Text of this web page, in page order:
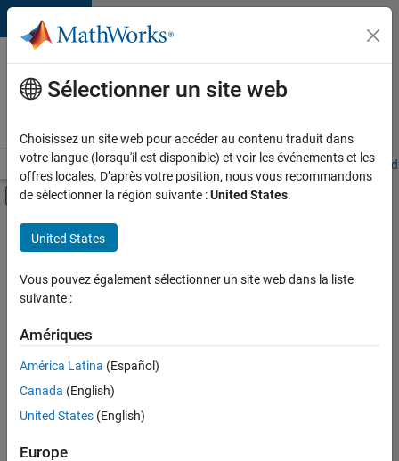
Passer au contenu
Votre
carrière
chez
Accueil Explorer nos opportunités Adresses de nos bureaux
Activer/désactiver l'affichage du menu
Contenu principal
FILTRER PAR
Gestion des programmes
Ingénierie de la qualité
Ingénierie des versions
Actuellement,
aucune
offre
d'emploi
Sélectionner un site web
Choisissez un site web pour accéder au contenu traduit dans
votre langue (lorsqu'il est disponible) et voir les événements et les
offres locales. D’après votre position, nous vous recommandons
de sélectionner la région suivante :United States.
United States
Vous pouvez également sélectionner un site web dans la liste
suivante :
Amériques
América Latina (Español)
Canada (English)
United States (English)
Europe